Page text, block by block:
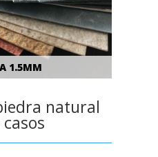
1.5MM
natural